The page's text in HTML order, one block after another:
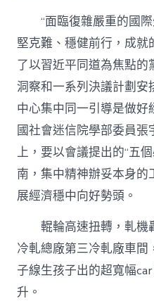
“面臨復雜嚴重的國際
堅克難、穩健前行，成
了以習近平同道為焦點
洞察和一系列決議計劃
中心集中同一引導是做好
國社會迷信院學部委員
上，要以會議提出的“五
南，集中精神辦妥本身
展經濟穩中向好勢頭。
輥輪高速扭轉，軋機
冷軋總廠第三冷軋廠車
子線生孩子出的超寬幅
升。